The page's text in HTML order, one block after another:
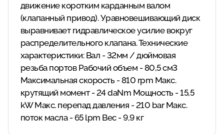
движение коротким карданным валом
(клапанный привод). Уравновешивающий диск
выравнивает гидравлическое усилие вокруг
распределительного клапана. Технические
характеристики: Вал - 32мм / дюймовая
резьба портов Рабочий объем - 80,5 см3
Максимальная скорость - 810 rpm Макс.
крутящий момент - 24 daNm Мощность - 15,5
kW Макс. перепад давления - 210 bar Макс.
поток масла - 65 lpm Вес - 9,9 кг